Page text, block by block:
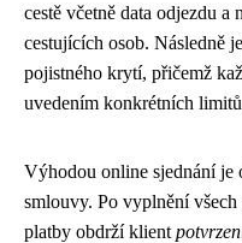
cestě včetně data odjezdu a
cestujících osob. Následně
pojistného krytí, přičemž
uvedením konkrétních
Výhodou online sjednání je
smlouvy. Po vyplnění
platby obdrží klient